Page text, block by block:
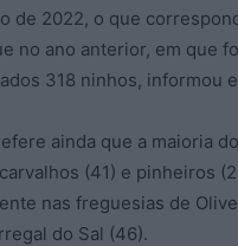
de 2022, o que
no ano anterior, em que
318 ninhos, informou
ainda que a maioria
(41) e pinheiros
nas freguesias de
do Sal (46).